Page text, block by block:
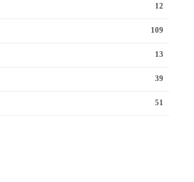
12
109
13
39
51